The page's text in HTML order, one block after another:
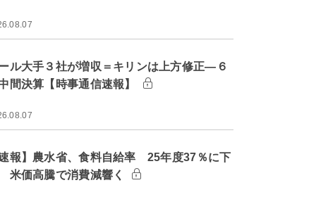
ル大手３社が増収＝キリンは上方修正―６
間決算【時事通信速報】
速報】農水省、食料自給率 25年度37％に下
価高騰で消費減響く